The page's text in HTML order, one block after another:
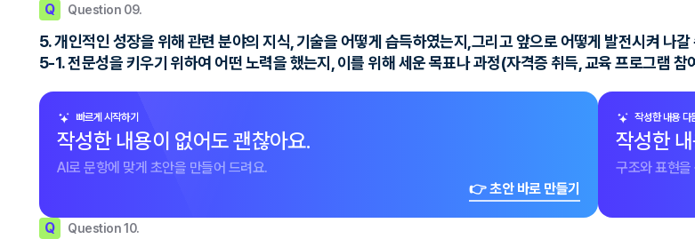
Q Question 09.
5. 개인적인 성장을 위해 관련 분야의 지식, 기술을 어떻게 습득하였는지,그리고 앞으로 어떻게 발전시켜 나
5-1. 전문성을 키우기 위하여 어떤 노력을 했는지, 이를 위해 세운 목표나 과정(자격증 취득, 교육 프로그램
빠르게 시작하기
작성한 내용이 없어도 괜찮아요.
AI로 문항에 맞게 초안을 만들어 드려요.
👉 초안 바로 만들기
작성한 내용 다
작성한
구조와 표현
Q Question 10.